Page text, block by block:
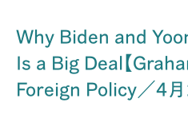
Why Biden and
Is a Big Deal【
Foreign Policy／4月